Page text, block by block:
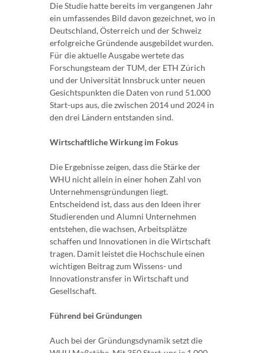
Die Studie hatte bereits im vergangenen Jahr
ein umfassendes Bild davon gezeichnet, wo in
Deutschland, Österreich und der Schweiz
erfolgreiche Gründende ausgebildet wurden.
Für die aktuelle Ausgabe wertete das
Forschungsteam der TUM, der ETH Zürich
und der Universität Innsbruck unter neuen
Gesichtspunkten die Daten von rund 51.000
Start-ups aus, die zwischen 2014 und 2024 in
den drei Ländern entstanden sind.
Wirtschaftliche Wirkung im Fokus
Die Ergebnisse zeigen, dass die Stärke der
WHU nicht allein in einer hohen Zahl von
Unternehmensgründungen liegt.
Entscheidend ist, dass aus den Ideen ihrer
Studierenden und Alumni Unternehmen
entstehen, die wachsen, Arbeitsplätze
schaffen und Innovationen in die Wirtschaft
tragen. Damit leistet die Hochschule einen
wichtigen Beitrag zum Wissens- und
Innovationstransfer in Wirtschaft und
Gesellschaft.
Führend bei Gründungen
Auch bei der Gründungsdynamik setzt die